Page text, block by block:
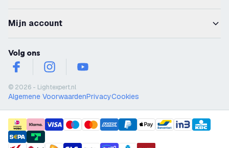
Mijn account
Volg ons
facebookinstagramyoutube
© 2026 - Lightexpert.nl
Algemene VoorwaardenPrivacyCookies
payment methods